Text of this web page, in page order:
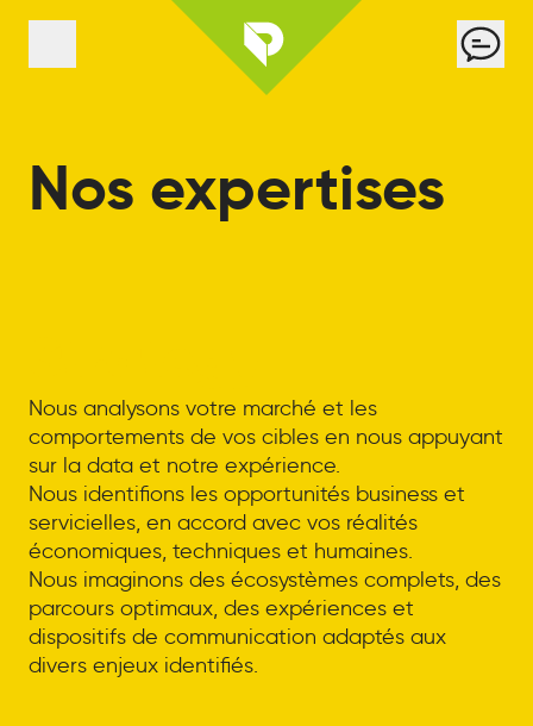
Nos expertises
Nous analysons votre marché et les
comportements de vos cibles en nous appuyant
sur la data et notre expérience.
Nous identifions les opportunités business et
servicielles, en accord avec vos réalités
économiques, techniques et humaines.
Nous imaginons des écosystèmes complets, des
parcours optimaux, des expériences et
dispositifs de communication adaptés aux
divers enjeux identifiés.
Panneau de gestion des cookies